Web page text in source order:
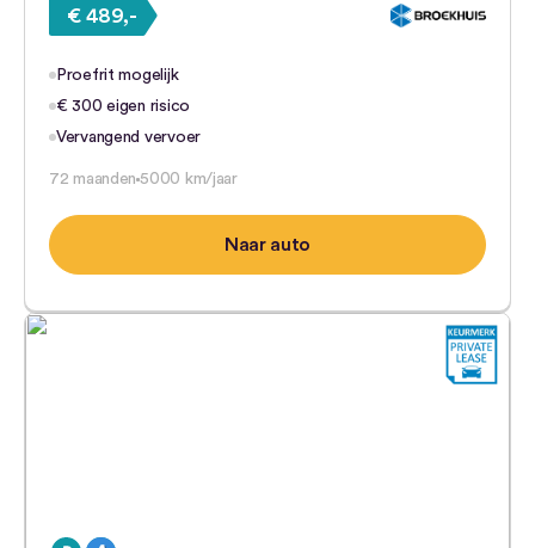
€ 489,-
Proefrit mogelijk
€ 300 eigen risico
Vervangend vervoer
72 maanden 5000 km/jaar
Naar auto